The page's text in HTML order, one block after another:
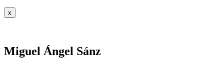
x
Miguel Ángel Sánz